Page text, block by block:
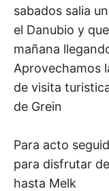
sabados salia
el Danubio y
mañana
Aprovechamos
de visita
de Grein
Para acto
para disfrutar
hasta Melk